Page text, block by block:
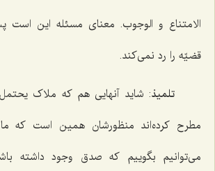
الامتناع و الوجوب. معنای مسئله این
قضیّه را رد نمی‌کند.
تلمیذ: شاید آنهایی هم که ملاک
مطرح کرده‌اند منظورشان همین است که
می‌توانیم بگوییم که صدق وجود داشته